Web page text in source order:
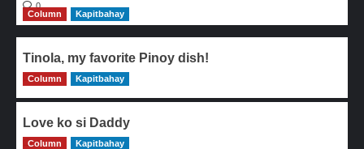
0
Column
Kapitbahay
Tinola, my favorite Pinoy dish!
0
Column Kapitbahay
Love ko si Daddy
0
Column Kapitbahay